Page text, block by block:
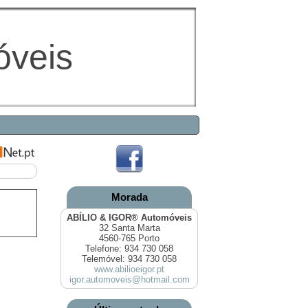
Morada
ABÍLIO & IGOR® Automóveis
32 Santa Marta
4560-765 Porto
Telefone: 934 730 058
Telemóvel: 934 730 058
www.abilioeigor.pt
igor.automoveis@hotmail.com